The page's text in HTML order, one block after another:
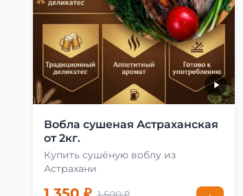
Вобла сушеная Астраханская
от 2кг.
Купить сушёную воблу из
Астрахани